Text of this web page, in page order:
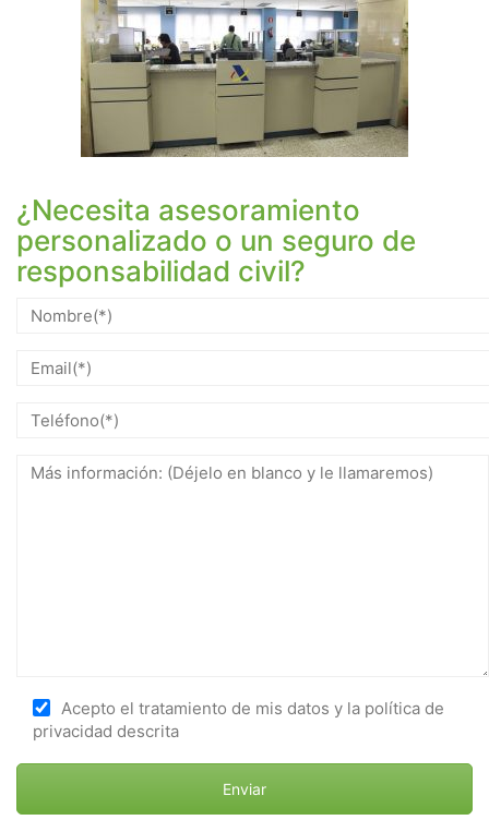
¿Necesita asesoramiento
personalizado o un seguro de
responsabilidad civil?
Acepto el tratamiento de mis datos y la política de
privacidad descrita